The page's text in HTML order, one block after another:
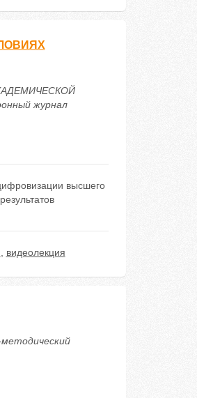
журнал
высшего
видеолекция